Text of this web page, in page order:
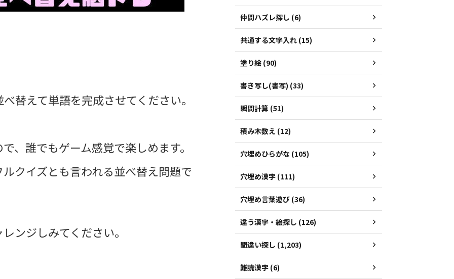
替えて単語を完成させてください。
、誰でもゲーム感覚で楽しめます。
クイズとも言われる並べ替え問題で
ンジしみてください。
仲間ハズレ探し (6)
共通する文字入れ (15)
塗り絵 (90)
書き写し(書写) (33)
瞬間計算 (51)
積み木数え (12)
穴埋めひらがな (105)
穴埋め漢字 (111)
穴埋め言葉遊び (36)
違う漢字・絵探し (126)
間違い探し (1,203)
難読漢字 (6)